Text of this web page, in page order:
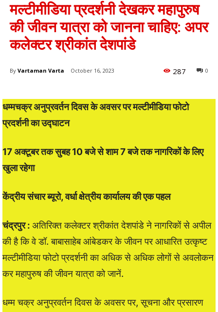
मल्टीमीडिया प्रदर्शनी देखकर महापुरुष
की जीवन यात्रा को जानना चाहिए: अपर
कलेक्टर श्रीकांत देशपांडे
By Vartaman Varta October 16, 2023 0
287
धम्मचक्र अनुप्रवर्तन दिवस के अवसर पर मल्टीमीडिया फोटो
प्रदर्शनी का उद्घाटन
17 अक्टूबर तक सुबह 10 बजे से शाम 7 बजे तक नागरिकों के लिए
खुला रहेगा
केंद्रीय संचार ब्यूरो, वर्धा क्षेत्रीय कार्यालय की एक पहल
चंद्रपुर : अतिरिक्त कलेक्टर श्रीकांत देशपांडे ने नागरिकों से अपील
की है कि वे डॉ. बाबासाहेब आंबेडकर के जीवन पर आधारित उत्कृष्ट
मल्टीमीडिया फोटो प्रदर्शनी का अधिक से अधिक लोगों से अवलोकन
कर महापुरुष की जीवन यात्रा को जानें.
धम्म चक्र अनुप्रवर्तन दिवस के अवसर पर, सूचना और प्रसारण